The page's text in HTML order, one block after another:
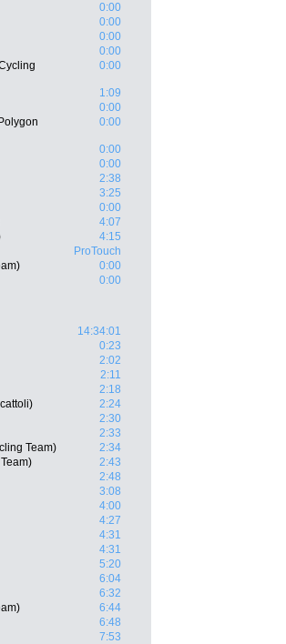
0:00
0:00
0:00
0:00
0:00
1:09
0:00
0:00
0:00
0:00
2:38
3:25
0:00
4:07
4:15
ProTouch
0:00
0:00
14:34:01
0:23
2:02
2:11
2:18
2:24
2:30
2:33
Team)
2:34
2:43
2:48
3:08
4:00
4:27
4:31
4:31
5:20
6:04
6:32
6:44
6:48
7:53